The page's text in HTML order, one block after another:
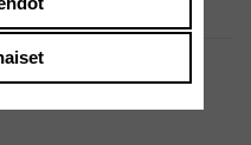
–
Antico